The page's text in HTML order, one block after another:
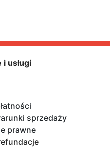
usługi
sprzedaży
prawne